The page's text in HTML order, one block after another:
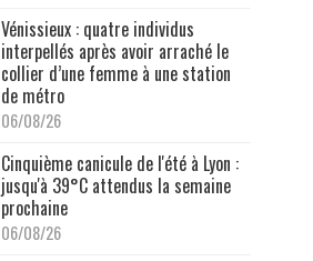
Vénissieux : quatre individus
interpellés après avoir arraché le
collier d’une femme à une station
de métro
06/08/26
Cinquième canicule de l'été à Lyon :
jusqu'à 39°C attendus la semaine
prochaine
06/08/26